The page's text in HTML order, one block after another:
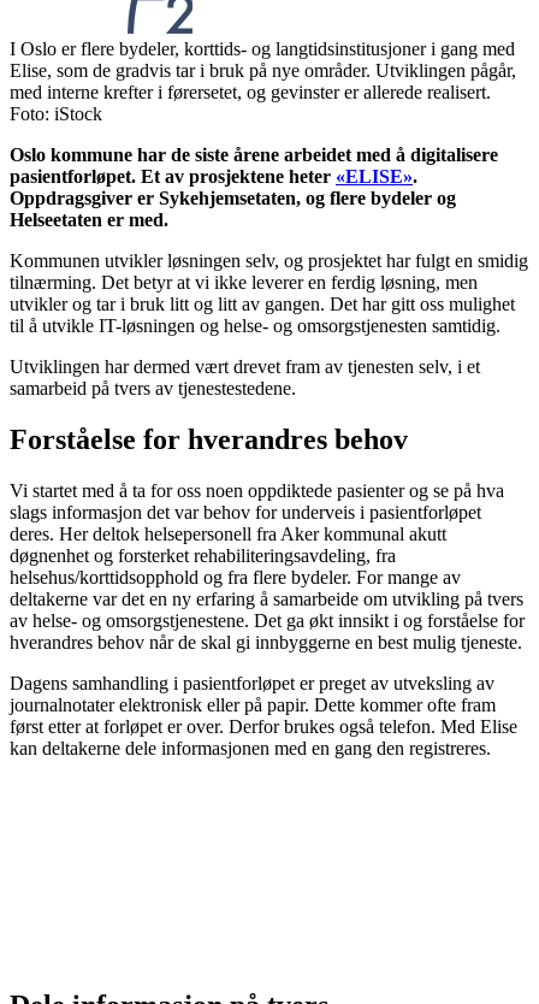
I Oslo er flere bydeler, korttids- og langtidsinstitusjoner i gang med
Elise, som de gradvis tar i bruk på nye områder. Utviklingen pågår,
med interne krefter i førersetet, og gevinster er allerede realisert.
Foto: iStock
Oslo kommune har de siste årene arbeidet med å digitalisere
pasientforløpet. Et av prosjektene heter «ELISE».
Oppdragsgiver er Sykehjemsetaten, og flere bydeler og
Helseetaten er med.
Kommunen utvikler løsningen selv, og prosjektet har fulgt en smidig
tilnærming. Det betyr at vi ikke leverer en ferdig løsning, men
utvikler og tar i bruk litt og litt av gangen. Det har gitt oss mulighet
til å utvikle IT-løsningen og helse- og omsorgstjenesten samtidig.
Utviklingen har dermed vært drevet fram av tjenesten selv, i et
samarbeid på tvers av tjenestestedene.
Forståelse for hverandres behov
Vi startet med å ta for oss noen oppdiktede pasienter og se på hva
slags informasjon det var behov for underveis i pasientforløpet
deres. Her deltok helsepersonell fra Aker kommunal akutt
døgnenhet og forsterket rehabiliteringsavdeling, fra
helsehus/korttidsopphold og fra flere bydeler. For mange av
deltakerne var det en ny erfaring å samarbeide om utvikling på tvers
av helse- og omsorgstjenestene. Det ga økt innsikt i og forståelse for
hverandres behov når de skal gi innbyggerne en best mulig tjeneste.
Dagens samhandling i pasientforløpet er preget av utveksling av
journalnotater elektronisk eller på papir. Dette kommer ofte fram
først etter at forløpet er over. Derfor brukes også telefon. Med Elise
kan deltakerne dele informasjonen med en gang den registreres.